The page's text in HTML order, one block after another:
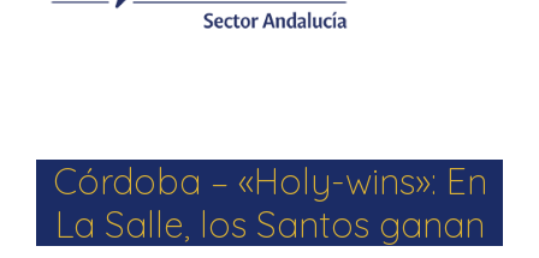
Córdoba – «Holy-wins»: En
La Salle, los Santos ganan